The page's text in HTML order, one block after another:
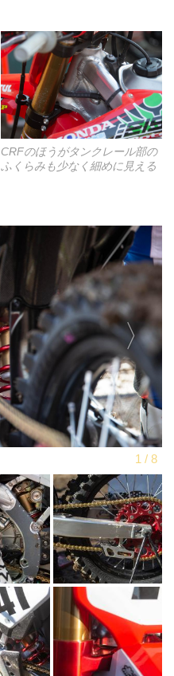
CRFのほうがタンクレール部の
ふくらみも少なく細めに見える